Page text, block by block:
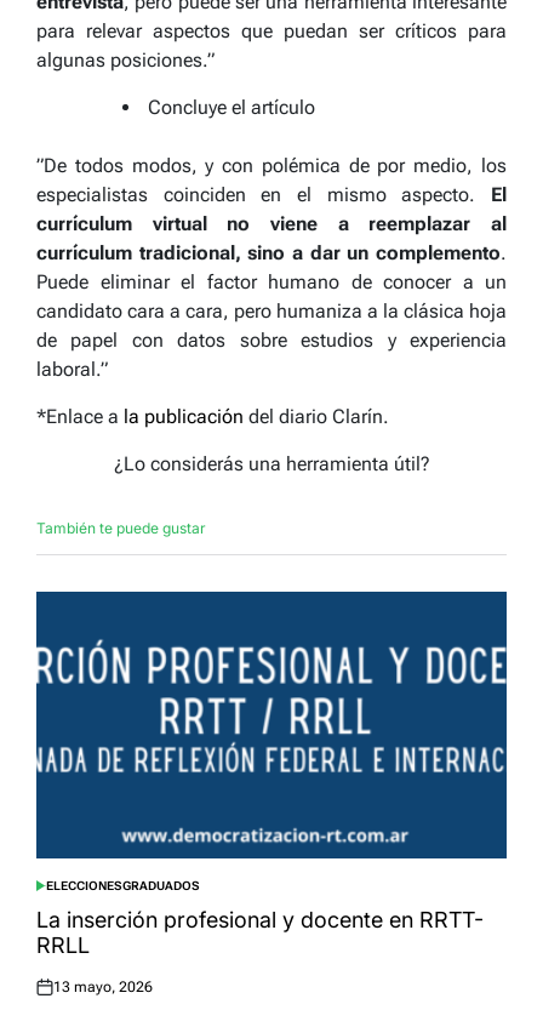
para relevar aspectos que puedan ser críticos para
algunas posiciones.”
Concluye el artículo
​”De todos modos, y con polémica de por medio, los
especialistas coinciden en el mismo aspecto. El
currículum virtual no viene a reemplazar al
currículum tradicional, sino a dar un complemento.
Puede eliminar el factor humano de conocer a un
candidato cara a cara, pero humaniza a la clásica hoja
de papel con datos sobre estudios y experiencia
laboral.”
*Enlace a la publicación del diario Clarín.
¿Lo considerás una herramienta útil?
También te puede gustar
POSTED
IN
ELECCIONESGRADUADOS
La inserción profesional y docente en RRTT-
RRLL
Posted
13 mayo, 2026